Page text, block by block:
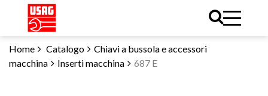
Home Catalogo
Chiavi a bussola e accessori
macchina
Inserti macchina 687 E